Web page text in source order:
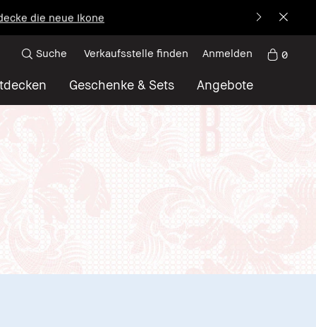
die neue Ikone
Geschenke & Sets Angebote
Suche Verkaufsstelle finden Anmelden 0